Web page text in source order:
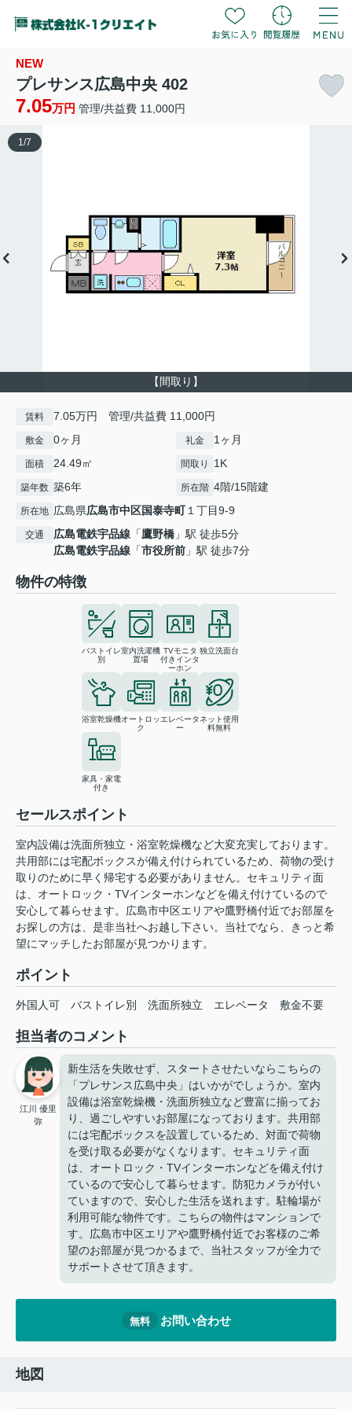
NEW
プレサンス広島中央 402
7.05万円 管理/共益費 11,000円
【間取り】
1 /7
賃料 7.05万円 管理/共益費 11,000円
敷金 0ヶ月 礼金 1ヶ月
面積 24.49㎡ 間取り 1K
築年数 築6年 所在階 4階/15階建
所在地 広島県広島市中区国泰寺町１丁目9-9
交通 広島電鉄宇品線 「鷹野橋 」駅 徒歩5分
広島電鉄宇品線 「市役所前 」駅 徒歩7分
物件の特徴
バストイレ
別
室内洗濯機
置場
TVモニタ
付きインタ
ーホン
独立洗面台
浴室乾燥機オートロッ
ク
エレベータ
ー
ネット使用
料無料
家具・家電
付き
セールスポイント
室内設備は洗面所独立・浴室乾燥機など大変充実しております。
共用部には宅配ボックスが備え付けられているため、荷物の受け
取りのために早く帰宅する必要がありません。セキュリティ面
は、オートロック・TVインターホンなどを備え付けているので
安心して暮らせます。広島市中区エリアや鷹野橋付近でお部屋を
お探しの方は、是非当社へお越し下さい。当社でなら、きっと希
望にマッチしたお部屋が見つかります。
ポイント
外国人可 バストイレ別 洗面所独立 エレベータ 敷金不要
担当者のコメント
江川 優里
弥
新生活を失敗せず、スタートさせたいならこちらの
「プレサンス広島中央」はいかがでしょうか。室内
設備は浴室乾燥機・洗面所独立など豊富に揃ってお
り、過ごしやすいお部屋になっております。共用部
には宅配ボックスを設置しているため、対面で荷物
を受け取る必要がなくなります。セキュリティ面
は、オートロック・TVインターホンなどを備え付け
ているので安心して暮らせます。防犯カメラが付い
ていますので、安心した生活を送れます。駐輪場が
利用可能な物件です。こちらの物件はマンションで
す。広島市中区エリアや鷹野橋付近でお客様のご希
望のお部屋が見つかるまで、当社スタッフが全力で
サポートさせて頂きます。
無料 お問い合わせ
地図